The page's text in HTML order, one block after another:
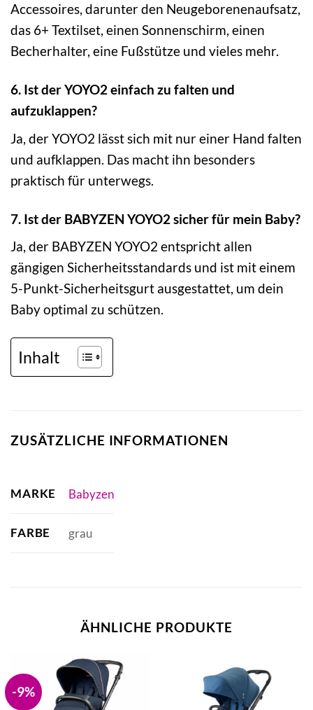
Accessoires, darunter den Neugeborenenaufsatz,
das 6+ Textilset, einen Sonnenschirm, einen
Becherhalter, eine Fußstütze und vieles mehr.
6. Ist der YOYO2 einfach zu falten und
aufzuklappen?
Ja, der YOYO2 lässt sich mit nur einer Hand falten
und aufklappen. Das macht ihn besonders
praktisch für unterwegs.
7. Ist der BABYZEN YOYO2 sicher für mein Baby?
Ja, der BABYZEN YOYO2 entspricht allen
gängigen Sicherheitsstandards und ist mit einem
5-Punkt-Sicherheitsgurt ausgestattet, um dein
Baby optimal zu schützen.
Inhalt
ZUSÄTZLICHE INFORMATIONEN
MARKE Babyzen
FARBE grau
ÄHNLICHE PRODUKTE
-9%